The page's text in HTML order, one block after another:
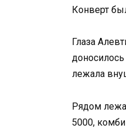
Конверт
Глаза
доносилось
лежала
Рядом
5000,